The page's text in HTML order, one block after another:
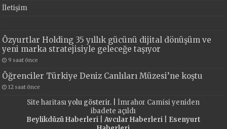
İletişim
Özyurtlar Holding 35 yıllık gücünü dijital dönüşüm ve
yeni marka stratejisiyle geleceğe taşıyor
9 saat önce
Öğrenciler Türkiye Deniz Canlıları Müzesi’ne koştu
12 saat önce
Site haritasıyolu gösterir. |İmrahor Camisi yeniden
ibadete açıldı
Beylikdüzü Haberleri| Avcılar Haberleri| Esenyurt